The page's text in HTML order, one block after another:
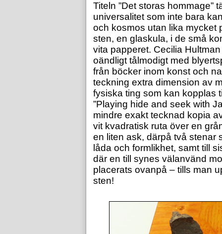
Titeln ”Det storas hommage”
universalitet som inte bara
och kosmos utan lika mycket
sten, en glaskula, i de små
vita papperet. Cecilia
oändligt tålmodigt med
från böcker inom konst och
teckning extra dimension av
fysiska ting som kan kopplas
”Playing hide and seek with
mindre exakt tecknad kopia
vit kvadratisk ruta över en
en liten ask, därpå två stenar
låda och formlikhet, samt till
där en till synes välanvänd
placerats ovanpå – tills man
sten!